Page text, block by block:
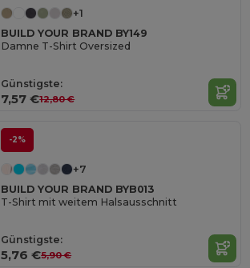
+1
BUILD YOUR BRAND BY149
Damne T-Shirt Oversized
Günstigste:
7,57 €12,80 €
-2%
+7
BUILD YOUR BRAND BYB013
T-Shirt mit weitem Halsausschnitt
Günstigste:
5,76 €5,90 €